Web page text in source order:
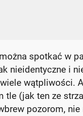
spotkać w
nieidentyczne i
wątpliwości.
tle (jak ten ze
pozorom,